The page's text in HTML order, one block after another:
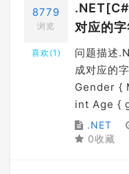
8779
浏览
喜欢(1 )
对应的字
问题描述
成对应的
Gender {
int Age {
.NET
0收藏